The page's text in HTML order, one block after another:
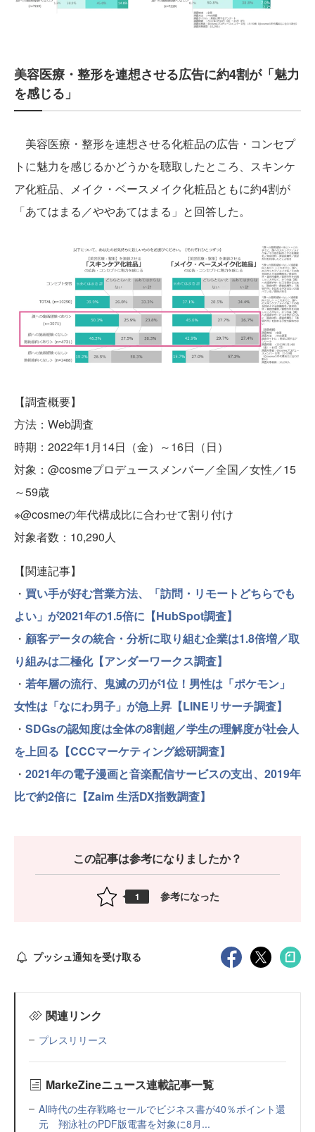
美容医療・整形を連想させる広告に約4割が「魅力
を感じる」
美容医療・整形を連想させる化粧品の広告・コンセプ
トに魅力を感じるかどうかを聴取したところ、スキンケ
ア化粧品、メイク・ベースメイク化粧品ともに約4割が
「あてはまる／ややあてはまる」と回答した。
【調査概要】
方法：Web調査
時期：2022年1月14日（金）～16日（日）
対象：@cosmeプロデュースメンバー／全国／女性／15
～59歳
※@cosmeの年代構成比に合わせて割り付け
対象者数：10,290人
【関連記事】
・ 買い手が好む営業方法、「訪問・リモートどちらでも
よい」が2021年の1.5倍に【HubSpot調査】
・ 顧客データの統合・分析に取り組む企業は1.8倍増／取
り組みは二極化【アンダーワークス調査】
・ 若年層の流行、鬼滅の刃が1位！男性は「ポケモン」
女性は「なにわ男子」が急上昇【LINEリサーチ調査】
・ SDGsの認知度は全体の8割超／学生の理解度が社会人
を上回る【CCCマーケティング総研調査】
・ 2021年の電子漫画と音楽配信サービスの支出、2019年
比で約2倍に【Zaim 生活DX指数調査】
この記事は参考になりましたか？
1 参考になった
プッシュ通知を受け取る
関連リンク
プレスリリース
MarkeZineニュース連載記事一覧
AI時代の生存戦略セールでビジネス書が40％ポイント還
元 翔泳社のPDF版電書を対象に8月...